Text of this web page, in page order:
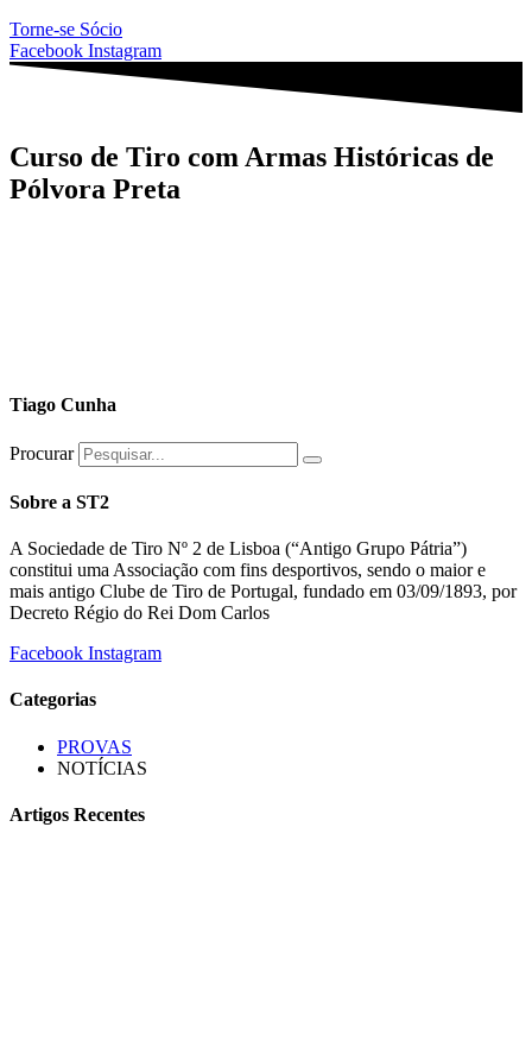
Torne-se Sócio
Facebook Instagram
Curso de Tiro com Armas Históricas de
Pólvora Preta
Tiago Cunha
Procurar
Sobre a ST2
A Sociedade de Tiro Nº 2 de Lisboa (“Antigo Grupo Pátria”)
constitui uma Associação com fins desportivos, sendo o maior e
mais antigo Clube de Tiro de Portugal, fundado em 03/09/1893, por
Decreto Régio do Rei Dom Carlos
Facebook Instagram
Categorias
PROVAS
NOTÍCIAS
Artigos Recentes